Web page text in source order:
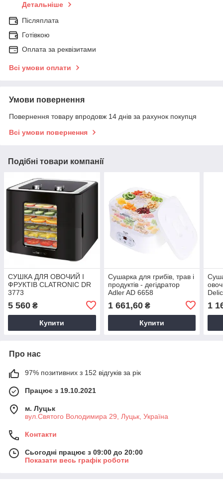
Детальніше
Післяплата
Готівкою
Оплата за реквізитами
Всі умови оплати
Умови повернення
Повернення товару впродовж 14 днів за рахунок покупця
Всі умови повернення
Подібні товари компанії
СУШКА ДЛЯ ОВОЧИЙ І
ФРУКТІВ CLATRONIC DR
3773
5 560 ₴
Купити
Сушарка для грибів, трав і
продуктів - дегідратор
Adler AD 6658
1 661,60₴
Купити
1
Про нас
97% позитивних з 152 відгуків за рік
Працює з 19.10.2021
м. Луцьк
вул.Святого Володимира 29, Луцьк, Україна
Контакти
Сьогодні працює з 09:00 до 20:00
Показати весь графік роботи